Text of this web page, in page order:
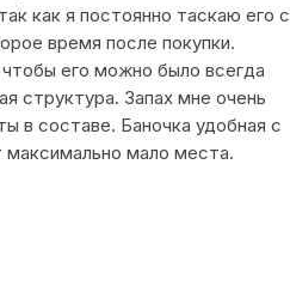
как я постоянно таскаю его с
время после покупки.
его можно было всегда
структура. Запах мне очень
в составе. Баночка удобная с
мало места.